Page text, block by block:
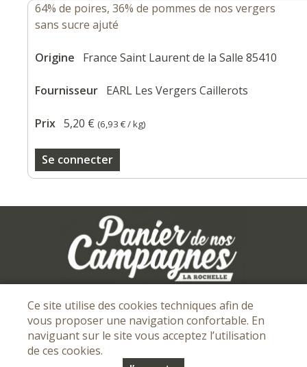
64% de poires, 36% de pommes de nos vergers
sans sucre ajuté
Origine France Saint Laurent de la Salle 85410
Fournisseur EARL Les Vergers Caillerots
Prix 5,20 € (6,93 €/ kg)
Se connecter
Mentions légalesIConditions Générales de vente
Protection des données personnelles
© Copyright 2026 - Panier de nos campagnes - Tous droits
Ce site utilise des cookies techniques afin de
vous proposer une navigation confortable. En
naviguant sur le site vous acceptez l’utilisation
de ces cookies.